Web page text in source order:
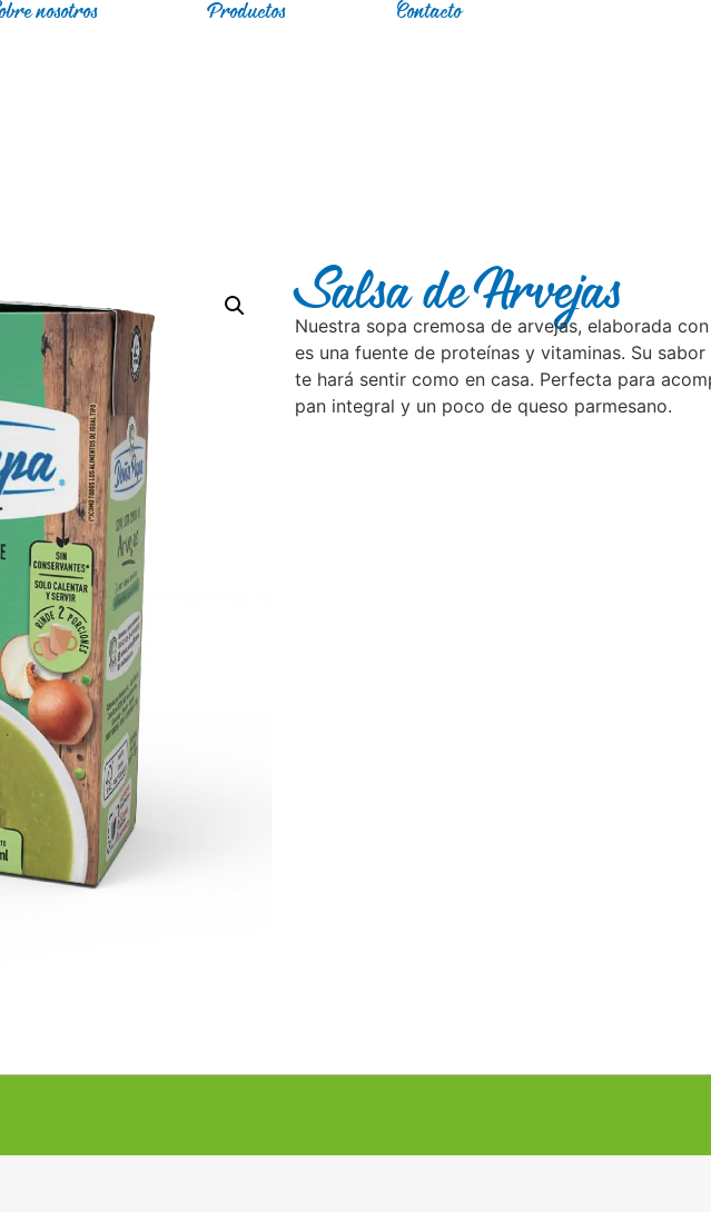
nosotros Productos Contacto
Salsa de Arvejas
Nuestra sopa cremosa de arvejas, elaborada
es una fuente de proteínas y vitaminas. Su
te hará sentir como en casa. Perfecta para
pan integral y un poco de queso parmesano.